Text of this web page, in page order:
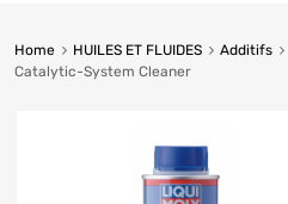
Home HUILES ET FLUIDES Additifs
Catalytic-System Cleaner